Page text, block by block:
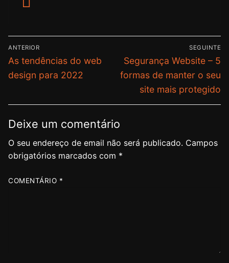
ANTERIOR
As tendências do web
design para 2022
SEGUINTE
Segurança Website – 5
formas de manter o seu
site mais protegido
Deixe um comentário
O seu endereço de email não será publicado. Campos
obrigatórios marcados com *
COMENTÁRIO *